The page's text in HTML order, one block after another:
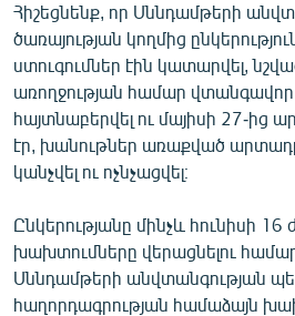
ՄԻՋԱԶԳԱՅԻՆ
ՄՇԱԿՈՒՅԹ
ՍՊՈՐՏ
ՄԵԿՆԱԲԱՆՈՒԹՅՈՒՆ
ՏՏ ԵՒ ԻՆՏԵՐՆԵՏ
ԿՈՐՈՆԱՎԻՐՈՒՍ
ԱՐԽԻՎ
ՏԵՍԱՆՅՈՒԹԵՐ
Հիշեցնենք, որ Սննդամթերի
ծառայության կողմից
ստուգումներ էին կատարվել,
առողջության համար
հայտնաբերվել ու մայիսի 27-ից
էր, խանութներ առաքված
կանչվել ու ոչնչացվել։
Ընկերությանը մինչև հունիսի
խախտումները վերացնելու
Սննդամթերի անվտանգության
հաղորդագրության համաձայն